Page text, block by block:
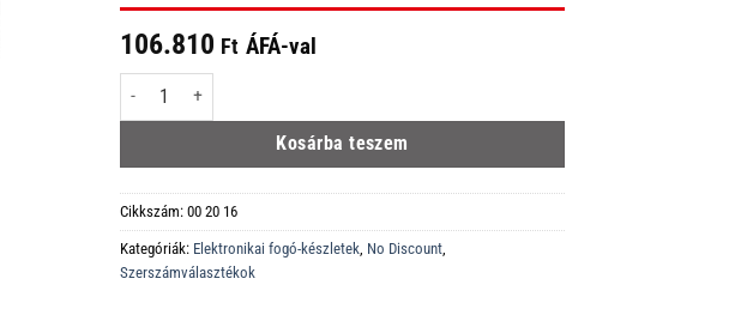
106.810 Ft ÁFÁ-val
00 20 16 Elektronikai fogó-tok elektronikus alkatrészeken végzendő munkákra alkalmas
Kosárba teszem
Cikkszám:00 20 16
Kategóriák: Elektronikai fogó-készletek No Discount
Szerszámválasztékok